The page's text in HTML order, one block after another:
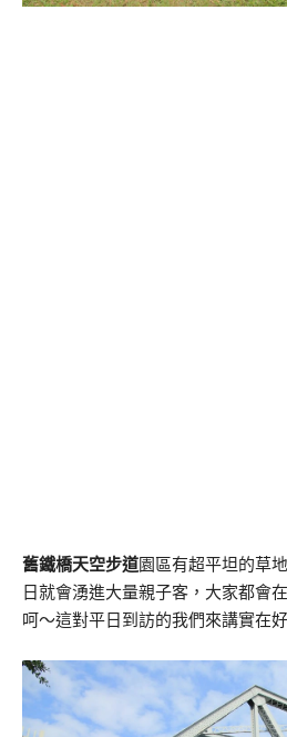
舊鐵橋天空步道園區有超平坦的草
日就會湧進大量親子客，大家都會
呵～這對平日到訪的我們來講實在